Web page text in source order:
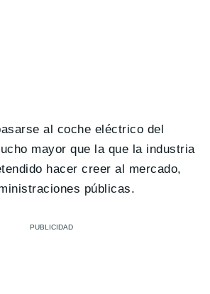
al coche eléctrico del
mayor que la que la industria
hacer creer al mercado,
públicas.